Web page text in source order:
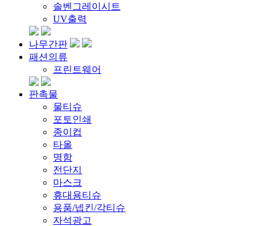
솔벤그레이시트
UV출력
나무간판
패션의류
프린트웨어
판촉물
물티슈
포토인쇄
종이컵
타올
명함
전단지
마스크
휴대용티슈
용품/넵킨/각티슈
자석광고